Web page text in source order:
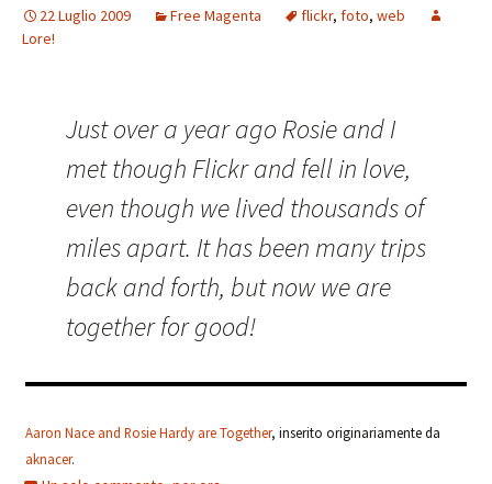
22 Luglio 2009 Free Magenta flickr, foto, web
Lore!
Just over a year ago Rosie and I
met though Flickr and fell in love,
even though we lived thousands of
miles apart. It has been many trips
back and forth, but now we are
together for good!
Aaron Nace and Rosie Hardy are Together, inserito originariamente da
aknacer.